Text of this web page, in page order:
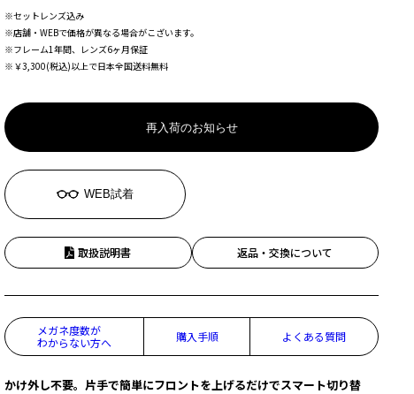
※セットレンズ込み
※店舗・WEBで価格が異なる場合がこざいます。
※フレーム1年間、レンズ6ヶ月保証
※￥3,300(税込)以上で日本全国送料無料
再入荷のお知らせ
WEB試着
取扱説明書 返品・交換について
メガネ度数が
わからない方へ
購入手順 よくある質問
かけ外し不要。片手で簡単にフロントを上げるだけでスマート切り替